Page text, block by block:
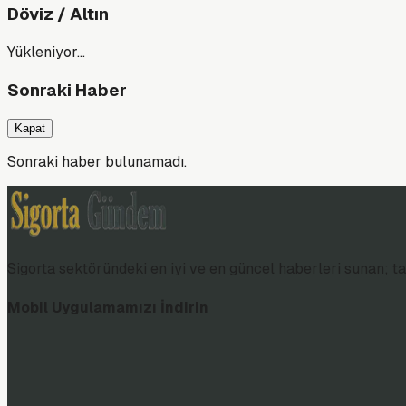
Döviz / Altın
Yükleniyor…
Sonraki Haber
Kapat
Sonraki haber bulunamadı.